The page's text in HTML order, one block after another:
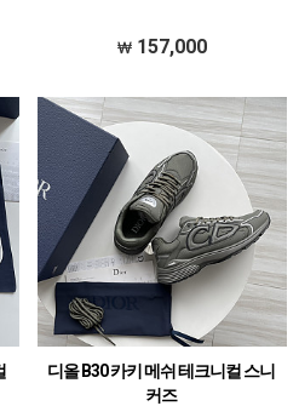
157,000
디올 B30 카키 메쉬 테크니컬 스니
커즈